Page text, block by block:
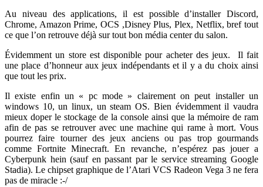
Au niveau des applications, il est possible d’installer Discord,
Chrome, Amazon Prime, OCS ,Disney Plus, Plex, Netflix, bref tout
ce que l’on retrouve déjà sur tout bon média center du salon.
Évidemment un store est disponible pour acheter des jeux. Il fait
une place d’honneur aux jeux indépendants et il y a du choix ainsi
que tout les prix.
Il existe enfin un « pc mode » clairement on peut installer un
windows 10, un linux, un steam OS. Bien évidemment il vaudra
mieux doper le stockage de la console ainsi que la mémoire de ram
afin de pas se retrouver avec une machine qui rame à mort. Vous
pourrez faire tourner des jeux anciens ou pas trop gourmands
comme Fortnite Minecraft. En revanche, n’espérez pas jouer a
Cyberpunk hein (sauf en passant par le service streaming Google
Stadia). Le chipset graphique de l’Atari VCS Radeon Vega 3 ne fera
pas de miracle :-/